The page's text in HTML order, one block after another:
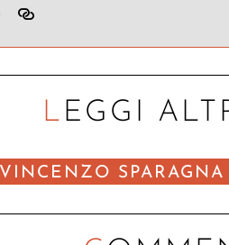
LEGGI
VINCENZO SPARAGNA